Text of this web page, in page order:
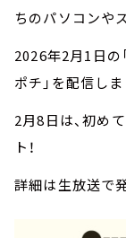
ちのパソコンや
2026年2月1日の
ポチ」を配信しま
2月8日は、初め
ト！
詳細は生放送で